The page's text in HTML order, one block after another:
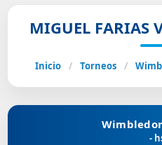
MIGUEL FARIAS
Inicio / Torneos /
-